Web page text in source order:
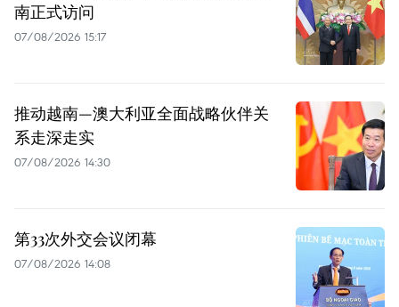
南正式访问
07/08/2026 15:17
推动越南—澳大利亚全面战略伙伴关
系走深走实
07/08/2026 14:30
第33次外交会议闭幕
07/08/2026 14:08